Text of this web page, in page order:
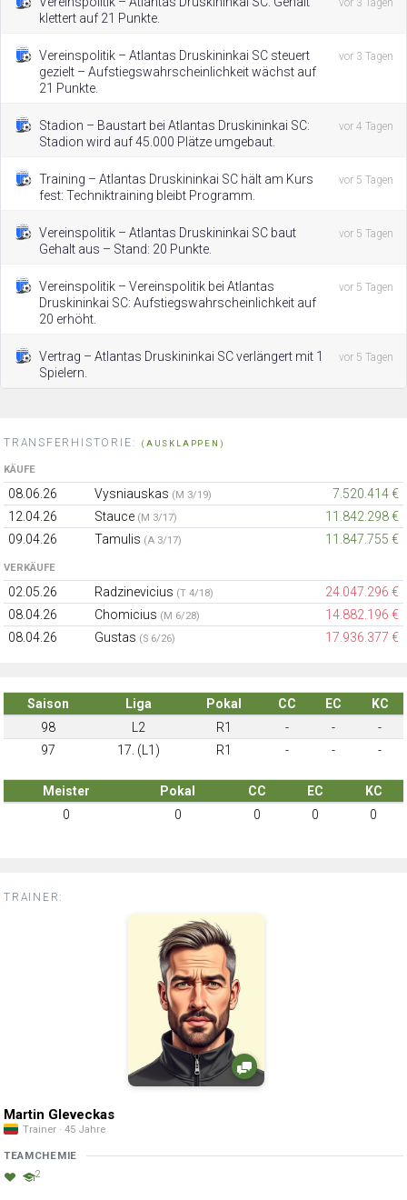
klettert auf 21 Punkte.
vor 3 Tagen
Vereinspolitik – Atlantas Druskininkai SC steuert
gezielt – Aufstiegswahrscheinlichkeit wächst auf
21 Punkte.
vor 3 Tagen
Stadion – Baustart bei Atlantas Druskininkai SC:
Stadion wird auf 45.000 Plätze umgebaut.
vor 4 Tagen
Training – Atlantas Druskininkai SC hält am Kurs
fest: Techniktraining bleibt Programm.
vor 5 Tagen
Vereinspolitik – Atlantas Druskininkai SC baut
Gehalt aus – Stand: 20 Punkte.
vor 5 Tagen
Vereinspolitik – Vereinspolitik bei Atlantas
Druskininkai SC: Aufstiegswahrscheinlichkeit auf
20 erhöht.
vor 5 Tagen
Vertrag – Atlantas Druskininkai SC verlängert mit 1
Spielern.
vor 5 Tagen
TRANSFERHISTORIE: (AUSKLAPPEN)
KÄUFE
08.06.26 Vysniauskas (M 3/19)
7.520.414 €
12.04.26
Stauce (M 3/17)
11.842.298 €
09.04.26
Tamulis (A 3/17) 11.847.755 €
VERKÄUFE
02.05.26 Radzinevicius (T 4/18)
24.047.296 €
08.04.26
Chomicius (M 6/28)
14.882.196 €
08.04.26
Gustas (S 6/26) 17.936.377 €
Saison Liga Pokal CC EC
KC
98
L2 R1 - -
-
97
17. (L1) R1 - - -
Meister Pokal CC EC
KC
0
0 0 0 0
TRAINER:
Martin Gleveckas
Trainer · 45 Jahre
TEAMCHEMIE
2